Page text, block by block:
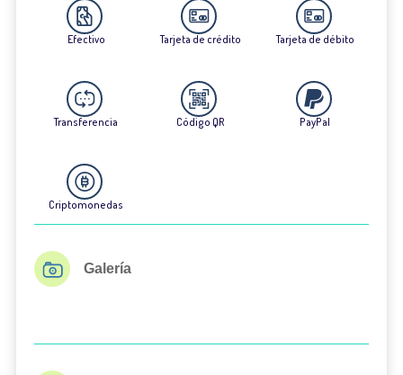
Efectivo Tarjeta de crédito Tarjeta de débito
Transferencia Código QR PayPal
Criptomonedas
Galería